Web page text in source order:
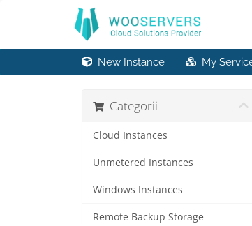
New Instance My
Categorii
Cloud Instances
Unmetered Instances
Windows Instances
Remote Backup Storage